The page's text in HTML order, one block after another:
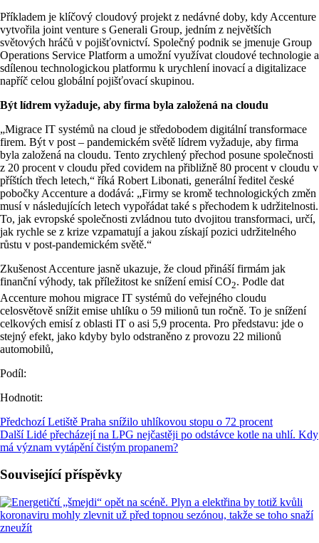
Příkladem je klíčový cloudový projekt z nedávné doby, kdy Accenture
vytvořila joint venture s Generali Group, jedním z největších
světových hráčů v pojišťovnictví. Společný podnik se jmenuje Group
Operations Service Platform a umožní využívat cloudové technologie a
sdílenou technologickou platformu k urychlení inovací a digitalizace
napříč celou globální pojišťovací skupinou.
Být lídrem vyžaduje, aby firma byla založená na cloudu
„Migrace IT systémů na cloud je středobodem digitální transformace
firem. Být v post – pandemickém světě lídrem vyžaduje, aby firma
byla založená na cloudu. Tento zrychlený přechod posune společnosti
z 20 procent v cloudu před covidem na přibližně 80 procent v cloudu v
příštích třech letech,“ říká Robert Libonati, generální ředitel české
pobočky Accenture a dodává: „Firmy se kromě technologických změn
musí v následujících letech vypořádat také s přechodem k udržitelnosti.
To, jak evropské společnosti zvládnou tuto dvojitou transformaci, určí,
jak rychle se z krize vzpamatují a jakou získají pozici udržitelného
růstu v post-pandemickém světě.“
Zkušenost Accenture jasně ukazuje, že cloud přináší firmám jak
finanční výhody, tak příležitost ke snížení emisí CO2. Podle dat
Accenture mohou migrace IT systémů do veřejného cloudu
celosvětově snížit emise uhlíku o 59 milionů tun ročně. To je snížení
celkových emisí z oblasti IT o asi 5,9 procenta. Pro představu: jde o
stejný efekt, jako kdyby bylo odstraněno z provozu 22 milionů
automobilů,
Podíl:
Hodnotit:
Předchozí Letiště Praha snížilo uhlíkovou stopu o 72 procent
Další Lidé přecházejí na LPG nejčastěji po odstávce kotle na uhlí. Kdy
má význam vytápění čistým propanem?
Související příspěvky